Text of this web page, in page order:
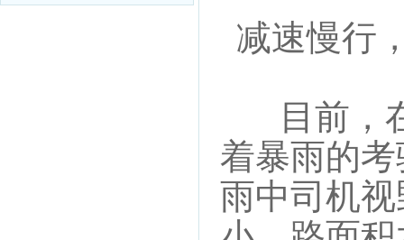
减速慢行
目前，在
着暴雨的
雨中司机